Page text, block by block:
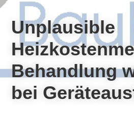
Unplausible
Behandlung
bei